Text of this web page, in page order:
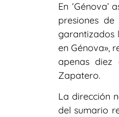
En
presiones
garantizados
en Génova»,
apenas diez
Zapatero.
La dirección
del sumario